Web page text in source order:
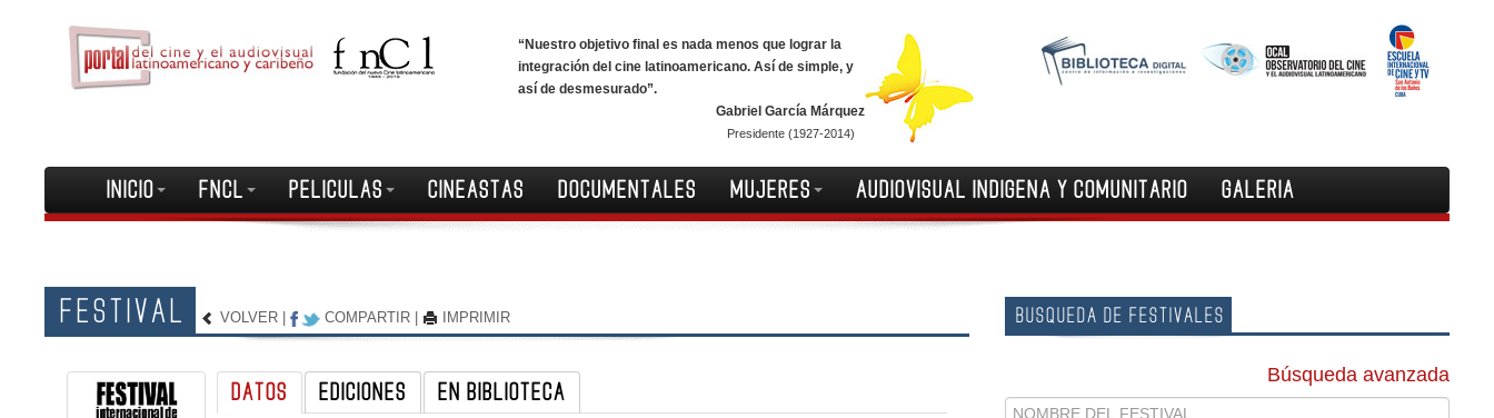
“Nuestro objetivo final es nada menos que lograr la
integración del cine latinoamericano. Así de simple, y
así de desmesurado”.
Gabriel García Márquez
Presidente (1927-2014)
INICIO FNCL PELICULAS CINEASTAS DOCUMENTALES MUJERES AUDIOVISUAL INDIGENA Y COMUNITARIO GALERIA
FESTIVAL VOLVER COMPARTIR IMPRIMIR
DATOS EDICIONES EN BIBLIOTECA
BUSQUEDA DE FESTIVALES
Búsqueda avanzada